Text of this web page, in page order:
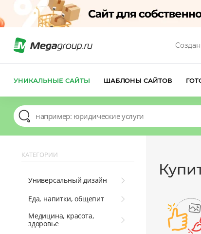
УНИКАЛЬНЫЕ САЙТЫ ШАБЛОНЫ САЙТОВ
КАТЕГОРИИ
Универсальный дизайн
Еда, напитки, общепит
Медицина, красота,
здоровье